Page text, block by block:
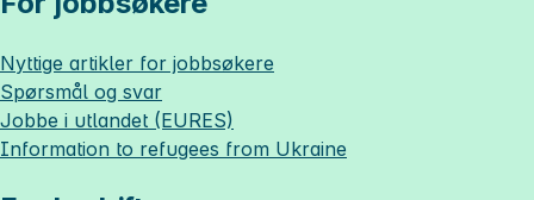
Nyttige artikler for jobbsøkere
Spørsmål og svar
Jobbe i utlandet (EURES)
Information to refugees from Ukraine